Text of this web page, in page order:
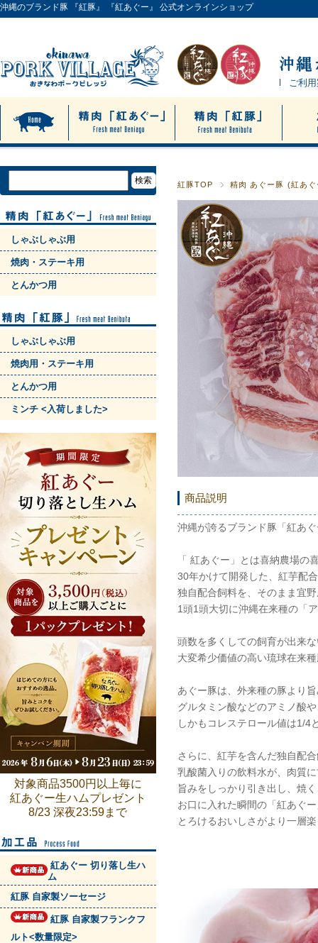
沖縄のブランド豚 『紅豚』 『紅あぐー』 公式オンラインショップ
ご利
紅豚TOP 精肉 あぐー豚 (紅あ
商品説明
沖縄が誇るブランド豚「紅あ
「 紅あぐー」とは喜納農場の
30年かけて開発した、紅芋配
独自配合飼料を、そのまま宜
1頭1頭大切に沖縄在来種の「
頭数を多くしての飼育が出来
大変希少価値の高い琉球在来
あぐー豚は、外来種の豚より
グルタミン酸などのアミノ酸
しかもコレステロール値は1/4
さらに、紅芋を含んだ独自配
乳酸菌入りの飲料水が、肉質
旨みをしっかり引き出し、焼
お口に入れた瞬間の「紅あぐ
とろけるおいしさがより一層
しゃぶしゃぶ用
焼肉・ステーキ用
とんかつ用
しゃぶしゃぶ用
焼肉用・ステーキ用
とんかつ用
ミンチ <入荷しました>
対象商品3500円以上毎に
紅あぐー生ハムプレゼント
8/23 深夜23:59まで
紅あぐー 切り落し生ハ
ム
紅豚 自家製ソーセージ
紅豚 自家製フランクフ
ルト<数量限定>